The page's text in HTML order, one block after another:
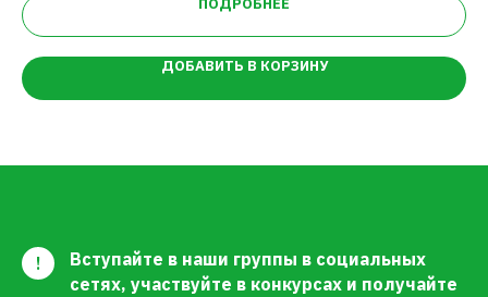
ПОДРОБНЕЕ
ДОБАВИТЬ В КОРЗИНУ
!
Вступайте в наши группы в социальных
сетях, участвуйте в конкурсах и получайте